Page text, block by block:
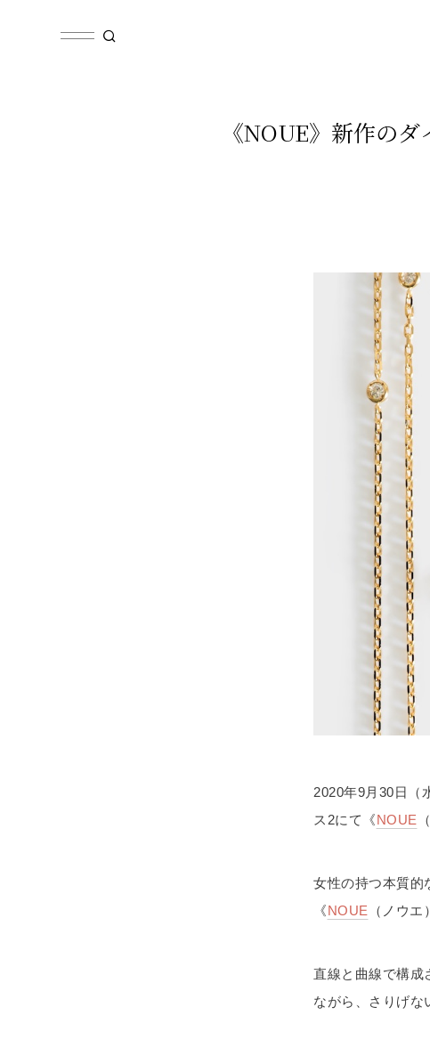
《NOUE》新作の
2020年9月30日（
ス2にて《 NOUE
女性の持つ本質的
《 NOUE （ノウエ
直線と曲線で構成
ながら、さりげな